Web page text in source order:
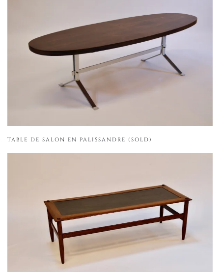
TABLE DE SALON EN PALISSANDRE (SOLD)